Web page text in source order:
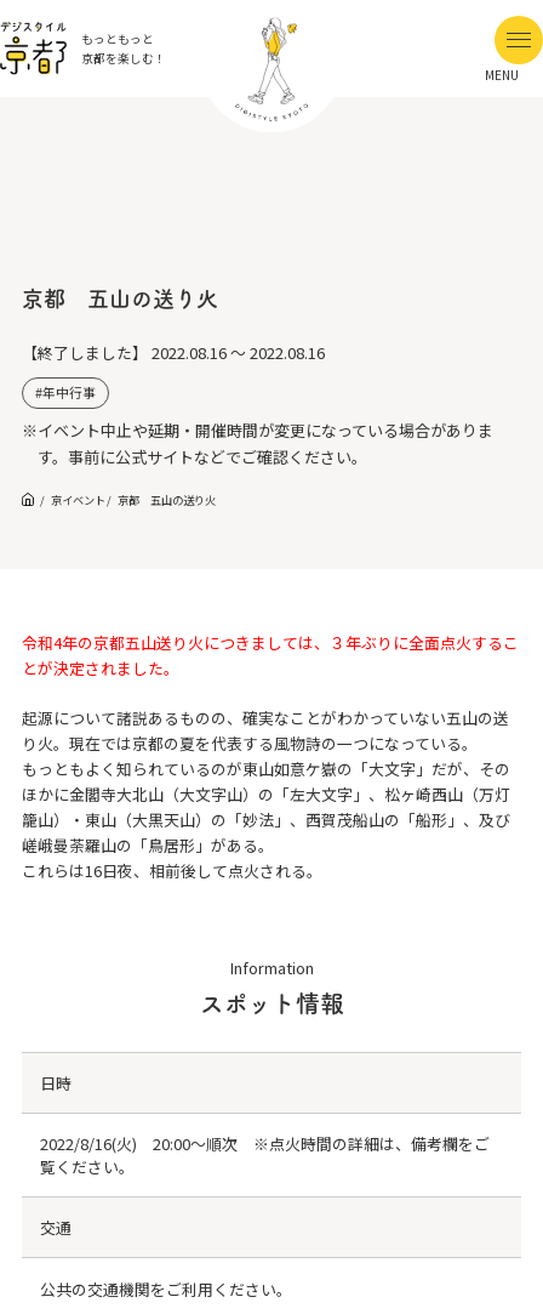
もっともっと
京都を楽しむ！
MENU
京都 五山の送り火
【終了しました】 2022.08.16 ～ 2022.08.16
年中行事
※イベント中止や延期・開催時間が変更になっている場合がありま
す。事前に公式サイトなどでご確認ください。
京イベント 京都 五山の送り火
令和4年の京都五山送り火につきましては、３年ぶりに全面点火するこ
とが決定されました。
起源について諸説あるものの、確実なことがわかっていない五山の送
り火。現在では京都の夏を代表する風物詩の一つになっている。
もっともよく知られているのが東山如意ケ嶽の「大文字」だが、その
ほかに金閣寺大北山（大文字山）の「左大文字」、松ヶ崎西山（万灯
籠山）・東山（大黒天山）の「妙法」、西賀茂船山の「船形」、及び
嵯峨曼荼羅山の「鳥居形」がある。
これらは16日夜、相前後して点火される。
Information
スポット情報
日時
2022/8/16(火) 20:00〜順次 ※点火時間の詳細は、備考欄をご
覧ください。
交通
公共の交通機関をご利用ください。